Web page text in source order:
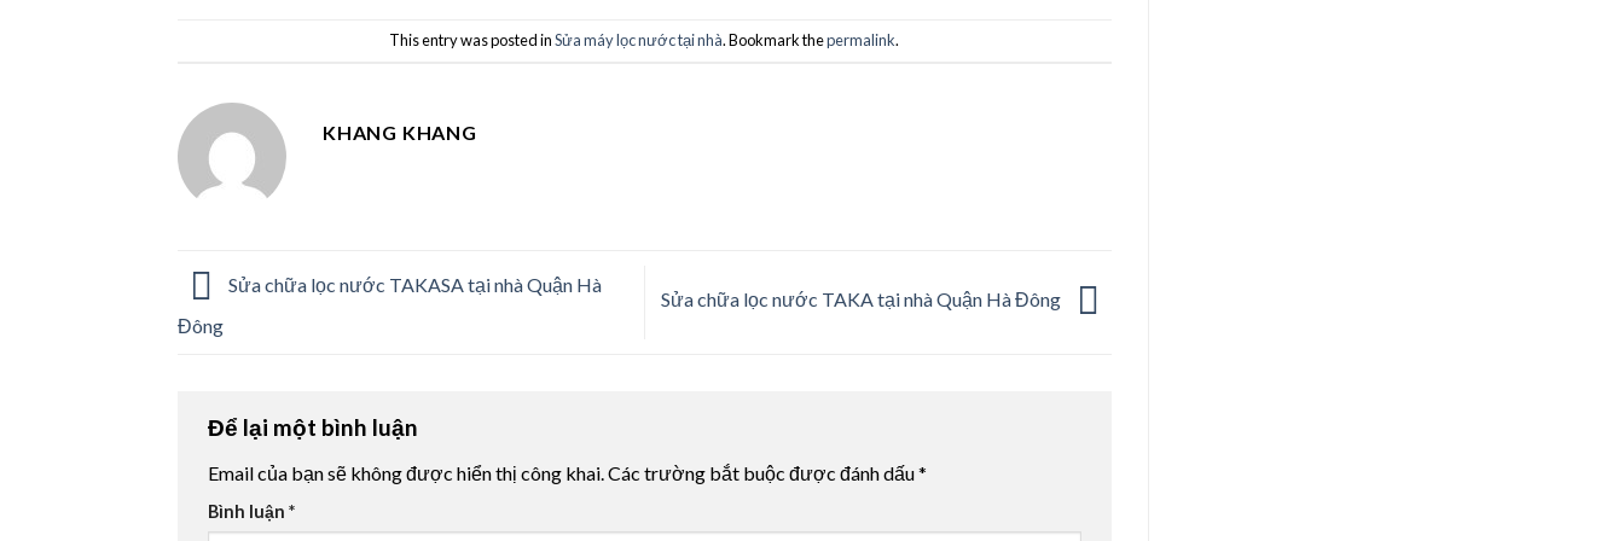
This entry was posted inSửa máy lọc nước tại nhà. Bookmark thepermalink.
KHANG KHANG
Sửa chữa lọc nước TAKASA tại nhà Quận Hà
Đông
Sửa chữa lọc nước TAKA tại nhà Quận Hà Đông
Để lại một bình luận
Email của bạn sẽ không được hiển thị công khai. Các trường bắt buộc được đánh dấu*
Bình luận *